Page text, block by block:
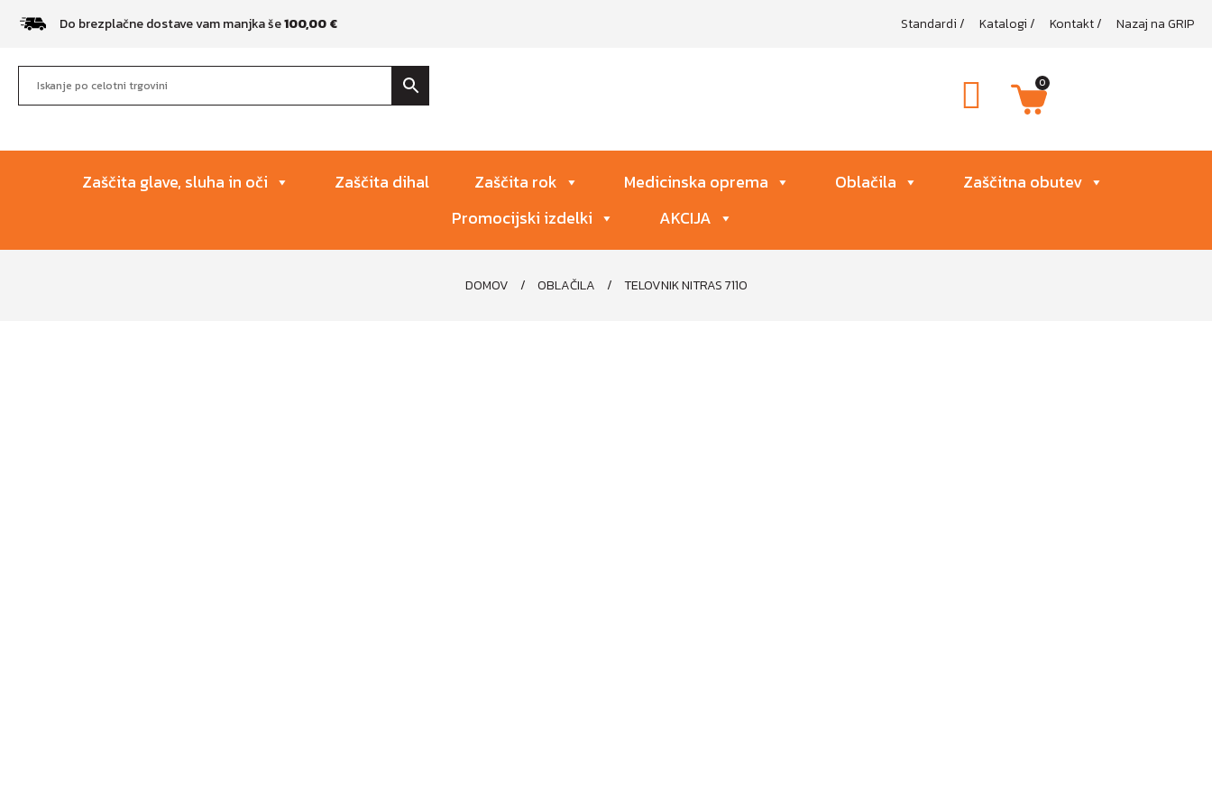
Do brezplačne dostave vam manjka še100,00€ Standardi/ Katalogi/ Kontakt/ Nazaj na GRIP
0
Zaščita glave, sluha in oči Zaščita dihal Zaščita rok Medicinska oprema Oblačila
Zaščitna obutev
Promocijski izdelki
AKCIJA
DOMOV / OBLAČILA / TELOVNIK NITRAS 7110